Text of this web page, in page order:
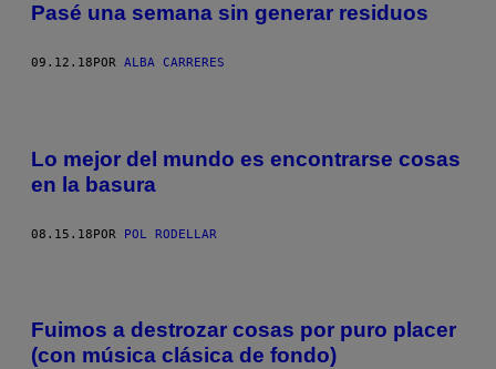
Pasé una semana sin generar residuos
09.12.18 POR ALBA CARRERES
Lo mejor del mundo es encontrarse cosas
en la basura
08.15.18POR POL RODELLAR
Fuimos a destrozar cosas por puro placer
(con música clásica de fondo)